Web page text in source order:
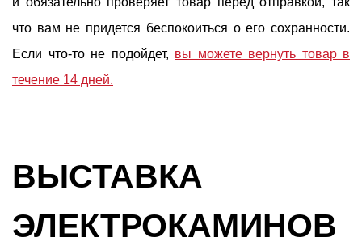
что вам не придется беспокоиться о его сохранности.
Если что-то не подойдет, вы можете вернуть товар в
течение 14 дней.
ВЫСТАВКА
ЭЛЕКТРОКАМИНОВ